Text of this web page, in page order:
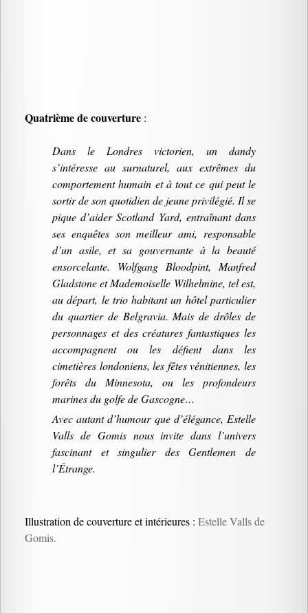
Quatrième de couverture :
Dans le Londres victorien, un dandy
s’intéresse au surnaturel, aux extrêmes du
comportement humain et à tout ce qui peut le
sortir de son quotidien de jeune privilégié. Il se
pique d’aider Scotland Yard, entraînant dans
ses enquêtes son meilleur ami, responsable
d’un asile, et sa gouvernante à la beauté
ensorcelante. Wolfgang Bloodpint, Manfred
Gladstone et Mademoiselle Wilhelmine, tel est,
au départ, le trio habitant un hôtel particulier
du quartier de Belgravia. Mais de drôles de
personnages et des créatures fantastiques les
accompagnent ou les défient dans les
cimetières londoniens, les fêtes vénitiennes, les
forêts du Minnesota, ou les profondeurs
marines du golfe de Gascogne…
Avec autant d’humour que d’élégance, Estelle
Valls de Gomis nous invite dans l’univers
fascinant et singulier des Gentlemen de
l’Étrange.
Illustration de couverture et intérieures : Estelle Valls de
Gomis.